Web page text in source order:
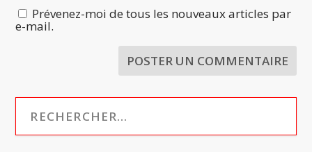
Prévenez-moi de tous les nouveaux articles par
e-mail.